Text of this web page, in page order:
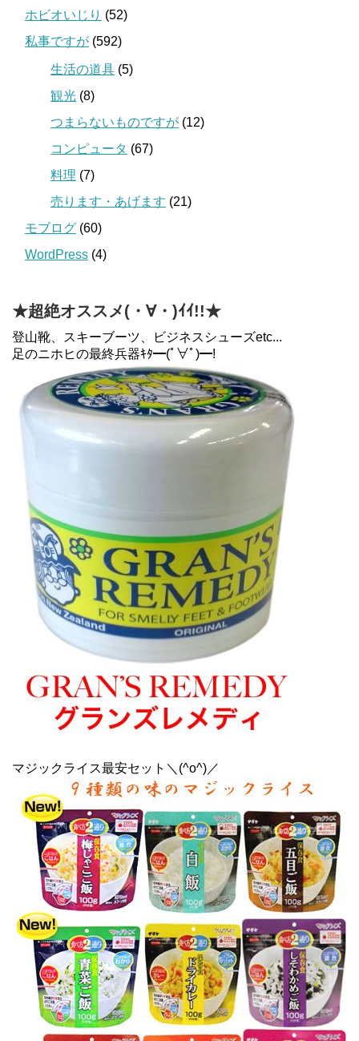
ホビオいじり (52)
私事ですが (592)
生活の道具 (5)
観光 (8)
つまらないものですが (12)
コンピュータ (67)
料理 (7)
売ります・あげます (21)
モブログ (60)
WordPress (4)
★超絶オススメ(・∀・)ｲｲ!!★
登山靴、スキーブーツ、ビジネスシューズetc...
足のニホヒの最終兵器ｷﾀ━(ﾟ∀ﾟ)━!
マジックライス最安セット＼(^o^)／